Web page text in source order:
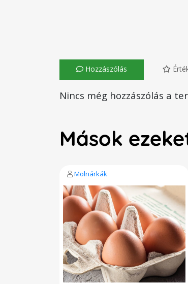
Hozzászólás
Nincs még hozzászólás a
Mások
Molnárkák